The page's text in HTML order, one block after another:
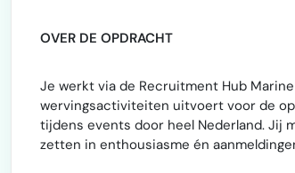
OVER DE OPDRACHT
Je werkt via de Recruitment Hub
wervingsactiviteiten uitvoert voor de
tijdens events door heel Nederland. Jij
zetten in enthousiasme én